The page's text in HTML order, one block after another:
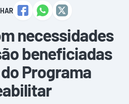
necessidades
beneficiadas
Programa